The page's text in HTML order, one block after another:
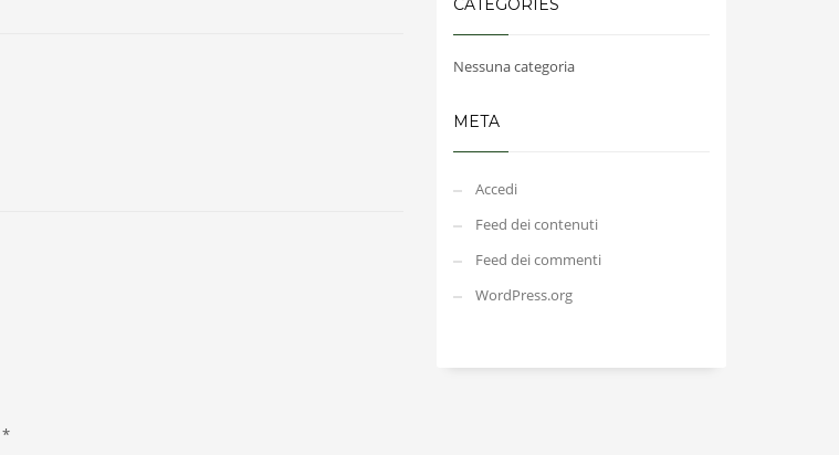
*
CATEGORIES
Nessuna categoria
META
Accedi
Feed dei contenuti
Feed dei commenti
WordPress.org